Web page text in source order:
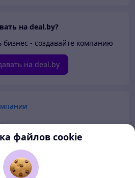
на deal.by?
бизнес - создавайте компанию
на deal.by
файлов cookie